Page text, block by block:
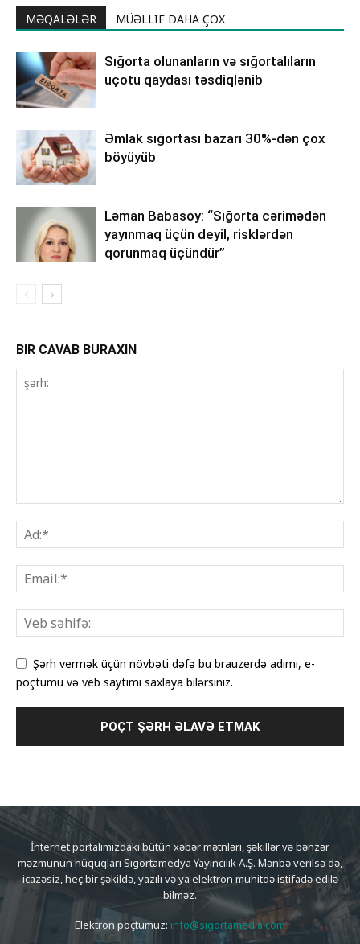
MƏQALƏLƏR MÜƏLLIF DAHA ÇOX
Sığorta olunanların və sığortalıların
uçotu qaydası təsdiqlənib
Əmlak sığortası bazarı 30%-dən çox
böyüyüb
Ləman Babasoy: “Sığorta cərimədən
yayınmaq üçün deyil, risklərdən
qorunmaq üçündür”
BIR CAVAB BURAXIN
Şərh vermək üçün növbəti dəfə bu brauzerdə adımı, e-
poçtumu və veb saytımı saxlaya bilərsiniz.
İnternet portalımızdakı bütün xəbər mətnləri, şəkillər və bənzər
məzmunun hüquqları Sigortamedya Yayıncılık A.Ş. Mənbə verilsə də,
icazəsiz, heç bir şəkildə, yazılı və ya elektron mühitdə istifadə edilə
bilməz.
Elektron poçtumuz: info@sigortamedia.com